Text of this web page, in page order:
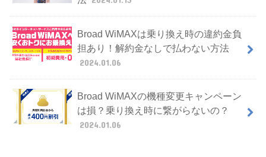
Broad WiMAXは乗り換え時の違約金負
担あり！解約金なしで払わない方法
2024.01.06
Broad WiMAXの機種変更キャンペーン
は損？乗り換え時に繋がらないの？
2024.01.06